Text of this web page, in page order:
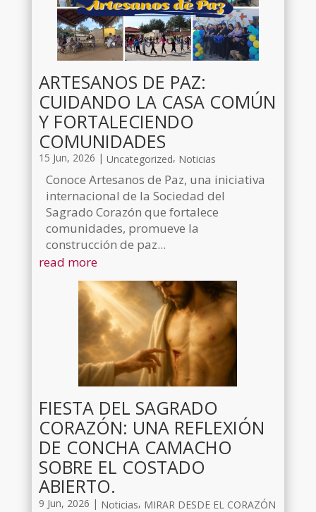
ARTESANOS DE PAZ:
CUIDANDO LA CASA COMÚN
Y FORTALECIENDO
COMUNIDADES
15 Jun, 2026 | Uncategorized, Noticias
Conoce Artesanos de Paz, una iniciativa
internacional de la Sociedad del
Sagrado Corazón que fortalece
comunidades, promueve la
construcción de paz...
read more
FIESTA DEL SAGRADO
CORAZÓN: UNA REFLEXIÓN
DE CONCHA CAMACHO
SOBRE EL COSTADO
ABIERTO.
9 Jun, 2026 | Noticias, MIRAR DESDE EL CORAZÓN